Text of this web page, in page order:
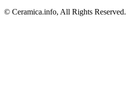
© Ceramica.info, All Rights Reserved.